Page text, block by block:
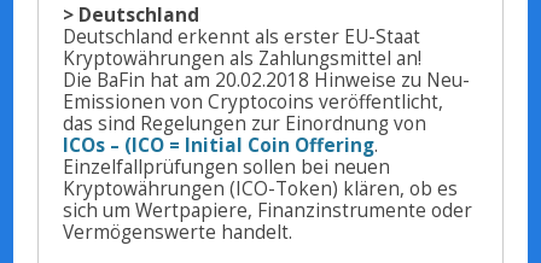
> Deutschland
Deutschland erkennt als erster EU-Staat
Kryptowährungen als Zahlungsmittel an!
Die BaFin hat am 20.02.2018 Hinweise zu Neu-
Emissionen von Cryptocoins veröffentlicht,
das sind Regelungen zur Einordnung von
ICOs – (ICO = Initial Coin Offering.
Einzelfallprüfungen sollen bei neuen
Kryptowährungen (ICO-Token) klären, ob es
sich um Wertpapiere, Finanzinstrumente oder
Vermögenswerte handelt.